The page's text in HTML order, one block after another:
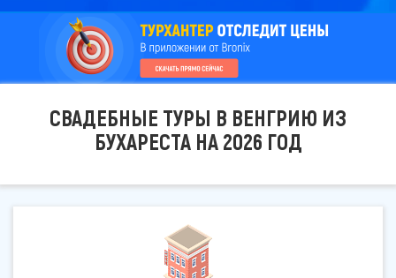
СВАДЕБНЫЕ ТУРЫ В ВЕНГРИЮ ИЗ
БУХАРЕСТА НА 2026 ГОД